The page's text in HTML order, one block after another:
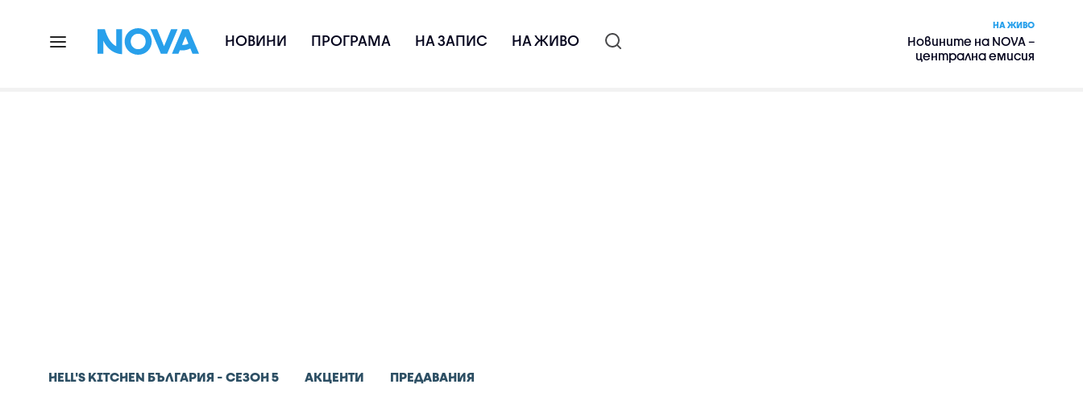
НОВИНИ ПРОГРАМА НА ЗАПИС НА ЖИВО
НА ЖИВО
Новините на NOVA –
централна емисия
HELL'S KITCHEN БЪЛГАРИЯ - СЕЗОН 5 АКЦЕНТИ ПРЕДАВАНИЯ